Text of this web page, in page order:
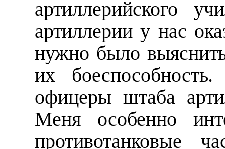
артиллерийского
артиллерии у нас
нужно было
их
офицеры штаба
Меня особенно
противотанковые